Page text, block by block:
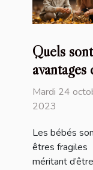
Quels
avantages
recourir au
service de
baby-sitting
en ligne de
Nounou
Mardi 24
2023
Les bébés
êtres fragiles
méritant d’être